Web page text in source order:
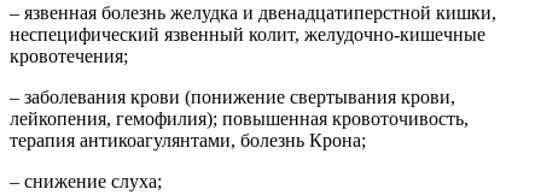
– язвенная болезнь желудка и двенадцатиперстной кишки,
неспецифический язвенный колит, желудочно-кишечные
кровотечения;
– заболевания крови (понижение свертывания крови,
лейкопения, гемофилия); повышенная кровоточивость,
терапия антикоагулянтами, болезнь Крона;
– снижение слуха;